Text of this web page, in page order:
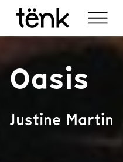
Oasis
Justine Martin